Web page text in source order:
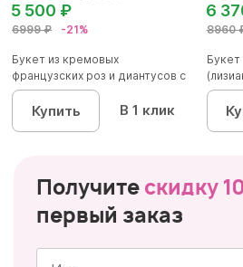
6999 ₽ -21%
5 500 ₽
Букет из кремовых
французских роз и диантусов с
эвкалип...
Купить В 1 клик
8960
6
Букет
Получите скидку
первый заказ